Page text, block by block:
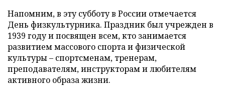
Напомним, в эту субботу в России отмечается
День физкультурника. Праздник был учрежден в
1939 году и посвящен всем, кто занимается
развитием массового спорта и физической
культуры – спортсменам, тренерам,
преподавателям, инструкторам и любителям
активного образа жизни.